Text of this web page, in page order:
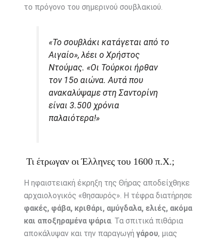
το πρόγονο του σημερινού σουβλακιού.
«Το σουβλάκι κατάγεται από το
Αιγαίο», λέει ο Χρήστος
Ντούμας. «Οι Τούρκοι ήρθαν
τον 15ο αιώνα. Αυτά που
ανακαλύψαμε στη Σαντορίνη
είναι 3.500 χρόνια
παλαιότερα!»
Τι έτρωγαν οι Έλληνες του 1600 π.Χ.;
Η ηφαιστειακή έκρηξη της Θήρας αποδείχθηκε
αρχαιολογικός «θησαυρός». Η τέφρα διατήρησε
φακές, φάβα, κριθάρι, αμύγδαλα, ελιές, ακόμα
και αποξηραμένα ψάρια. Τα σπιτικά πιθάρια
αποκάλυψαν και την παραγωγή γάρου, μιας